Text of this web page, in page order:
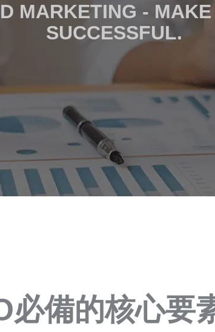
MARKETING -
SUCCESSFUL.
必備的核心要